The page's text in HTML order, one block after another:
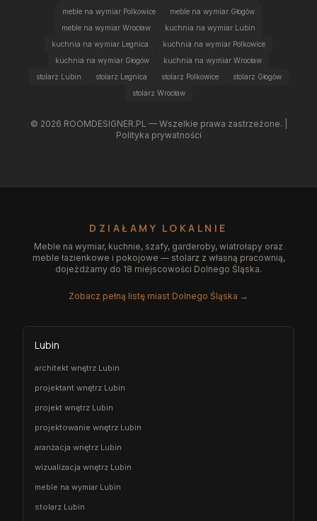
meble na wymiar Polkowice
meble na wymiar Głogów
meble na wymiar Wrocław
kuchnia na wymiar Lubin
kuchnia na wymiar Legnica
kuchnia na wymiar Polkowice
kuchnia na wymiar Głogów
kuchnia na wymiar Wrocław
stolarz Lubin
stolarz Legnica stolarz Polkowice
stolarz Głogów
stolarz Wrocław
© 2026 ROOMDESIGNER.PL — Wszelkie prawa zastrzeżone. |
Polityka prywatności
DZIAŁAMY LOKALNIE
Meble na wymiar, kuchnie, szafy, garderoby, wiatrołapy oraz
meble łazienkowe i pokojowe — stolarz z własną pracownią,
dojeżdżamy do 18 miejscowości Dolnego Śląska.
Zobacz pełną listę miast Dolnego Śląska →
Lubin
architekt wnętrz Lubin
projektant wnętrz Lubin
projekt wnętrz Lubin
projektowanie wnętrz Lubin
aranżacja wnętrz Lubin
wizualizacja wnętrz Lubin
meble na wymiar Lubin
stolarz Lubin